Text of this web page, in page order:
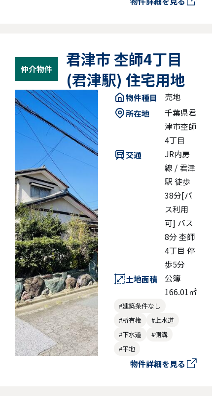
仲介物件
君津市 杢師4丁目
(君津駅) 住宅用地
物件種目
売地
所在地
千葉県君
津市杢師
4丁目
交通
JR内房
線 / 君津
駅 徒歩
38分[バ
ス利用
可] バス
8分 杢師
4丁目 停
歩5分
土地面積
公簿
166.01㎡
#建築条件なし
#所有権
#上水道
#下水道
#側溝
#平地
物件詳細を見る